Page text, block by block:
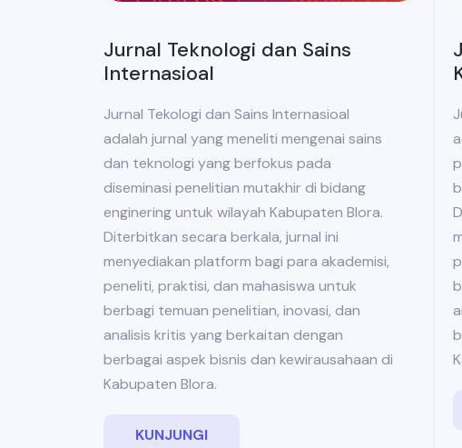
Jurnal Teknologi dan Sains
Internasioal
Jurnal Tekologi dan Sains Internasioal
adalah jurnal yang meneliti mengenai sains
dan teknologi yang berfokus pada
diseminasi penelitian mutakhir di bidang
enginering untuk wilayah Kabupaten Blora.
Diterbitkan secara berkala, jurnal ini
menyediakan platform bagi para akademisi,
peneliti, praktisi, dan mahasiswa untuk
berbagi temuan penelitian, inovasi, dan
analisis kritis yang berkaitan dengan
berbagai aspek bisnis dan kewirausahaan di
Kabupaten Blora.
KUNJUNGI